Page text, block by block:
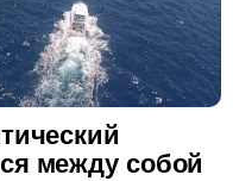
между собой